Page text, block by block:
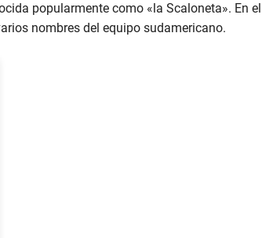
popularmente como «la Scaloneta». En
nombres del equipo sudamericano.